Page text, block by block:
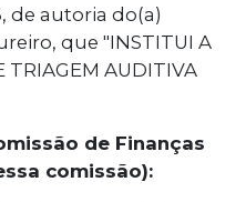
de autoria do(a)
que "INSTITUI A
TRIAGEM AUDITIVA
de Finanças
comissão):